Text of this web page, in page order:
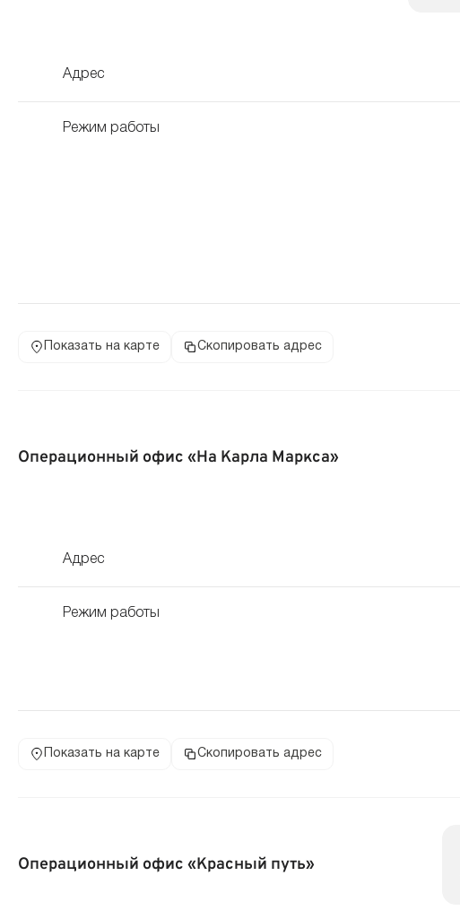
Адрес
Режим работы
Показать на карте Скопировать адрес
Операционный офис «На Карла Маркса»
Адрес
Режим работы
Показать на карте Скопировать адрес
Операционный офис «Красный путь»